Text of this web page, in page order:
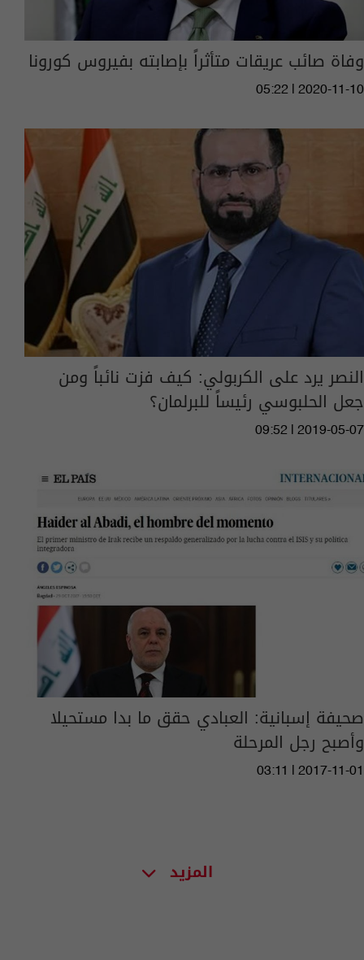
وفاة صائب عريقات متأثراً بإصابته بفيروس كورونا
05:22 | 2020-11-10
النصر يرد على الكربولي: كيف فزت نائباً ومن
جعل الحلبوسي رئيساً للبرلمان؟
09:52 | 2019-05-07
صحيفة إسبانية: العبادي حقق ما بدا مستحيلا
وأصبح رجل المرحلة
03:11 | 2017-11-01
المزيد